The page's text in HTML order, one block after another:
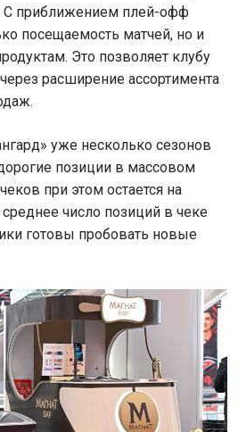
С приближением плей-офф
посещаемость матчей, но и
Это позволяет клубу
расширение ассортимента
уже несколько сезонов
позиции в массовом
при этом остается на
число позиций в чеке
готовы пробовать новые